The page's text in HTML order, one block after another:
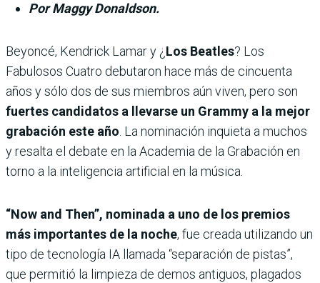
Por Maggy Donaldson.
Beyoncé, Kendrick Lamar y ¿ Los Beatles? Los
Fabulosos Cuatro debutaron hace más de cincuenta
años y sólo dos de sus miembros aún viven, pero son
fuertes candidatos a llevarse un Grammy a la mejor
grabación este año. La nominación inquieta a muchos
y resalta el debate en la Academia de la Grabación en
torno a la inteligencia artificial en la música.
“Now and Then”, nominada a uno de los premios
más importantes de la noche, fue creada utilizando un
tipo de tecnología IA llamada “separación de pistas”,
que permitió la limpieza de demos antiguos, plagados